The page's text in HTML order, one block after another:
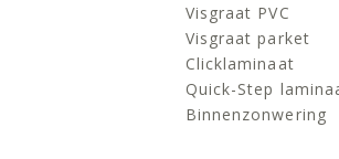
Visgraat PVC
Visgraat parket
Clicklaminaat
Quick-Step
Binnenzonwering